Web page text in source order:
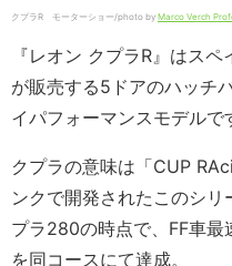
クプラR モーターショー/photo by Marco Verch
『レオン クプラR』はス
が販売する5ドアのハッチ
イパフォーマンスモデルで
クプラの意味は「CUP
ンクで開発されたこのシ
プラ280の時点で、FF車
を同コースにて達成。